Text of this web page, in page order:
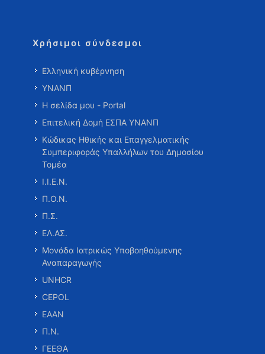
Χρήσιμοι σύνδεσμοι
Ελληνική κυβέρνηση
ΥΝΑΝΠ
Η σελίδα μου - Portal
Επιτελική Δομή ΕΣΠΑ ΥΝΑΝΠ
Κώδικας Ηθικής και Επαγγελματικής
Συμπεριφοράς Υπαλλήλων του Δημοσίου
Τομέα
Ι.Ι.Ε.Ν.
Π.Ο.Ν.
Π.Σ.
ΕΛ.ΑΣ.
Μονάδα Ιατρικώς Υποβοηθούμενης
Αναπαραγωγής
UNHCR
CEPOL
ΕΑΑΝ
Π.Ν.
ΓΕΕΘΑ